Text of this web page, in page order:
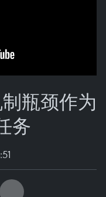
瓶颈作为
务